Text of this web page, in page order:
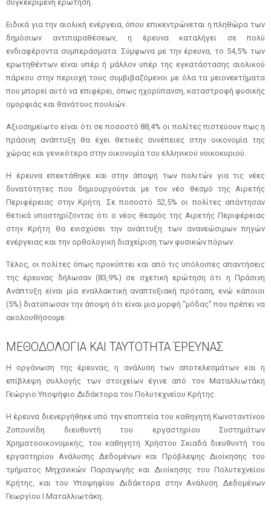
συγκεκριμένη ερώτηση.
Ειδικά για την αιολική ενέργεια, όπου επικεντρώνεται η πληθώρα των
δημόσιων αντιπαραθέσεων, η έρευνα καταλήγει σε πολύ
ενδιαφέροντα συμπεράσματα. Σύμφωνα με την έρευνα, το 54,5% των
ερωτηθέντων είναι υπέρ ή μάλλον υπέρ της εγκατάστασης αιολικού
πάρκου στην περιοχή τους συμβιβαζόμενοι με όλα τα μειονεκτήματα
που μπορεί αυτό να επιφέρει, όπως ηχορύπανση, καταστροφή φυσικής
ομορφιάς και θανάτους πουλιών.
Αξιοσημείωτο είναι ότι σε ποσοστό 88,4% οι πολίτες πιστεύουν πως η
πράσινη ανάπτυξη θα έχει θετικές συνέπειες στην οικονομία της
χώρας και γενικότερα στην οικονομία του ελληνικού νοικοκυριού.
Η έρευνα επεκτάθηκε και στην άποψη των πολιτών για τις νέες
δυνατότητες που δημιουργούνται με τον νέο θεσμό της Αιρετής
Περιφέρειας στην Κρήτη. Σε ποσοστό 52,5% οι πολίτες απάντησαν
θετικά υποστηρίζοντας ότι ο νέος θεσμός της Αιρετής Περιφέρειας
στην Κρήτη θα ενισχύσει την ανάπτυξη των ανανεώσιμων πηγών
ενέργειας και την ορθολογική διαχείριση των φυσικών πόρων.
Τέλος, οι πολίτες όπως προκύπτει και από τις υπόλοιπες απαντήσεις
της έρευνας δήλωσαν (83,9%) σε σχετική ερώτηση ότι η Πράσινη
Ανάπτυξη είναι μία εναλλακτική αναπτυξιακή πρόταση, ενώ κάποιοι
(5%) διατύπωσαν την άποψη ότι είναι μια μορφή "μόδας" που πρέπει να
ακολουθήσουμε.
ΜΕΘΟΔΟΛΟΓΙΑ ΚΑΙ ΤΑΥΤΟΤΗΤΑ ΈΡΕΥΝΑΣ
Η οργάνωση της έρευνας, η ανάλυση των αποτελεσμάτων και η
επίβλεψη συλλογής των στοιχείων έγινε από τον Ματαλλιωτάκη
Γεώργιο Υποψήφιο Διδάκτορα του Πολυτεχνείου Κρήτης.
Η έρευνα διενεργήθηκε υπό την εποπτεία του καθηγητή Κωνσταντίνου
Ζοπουνίδη διευθυντή του εργαστηρίου Συστημάτων
Χρηματοοικονομικής, του καθηγητή Χρήστου Σκιαδά διευθυντή του
εργαστηρίου Ανάλυσης Δεδομένων και Πρόβλεψης Διοίκησης του
τμήματος Μηχανικών Παραγωγής και Διοίκησης του Πολυτεχνείου
Κρήτης, και του Υποψηφίου Διδάκτορα στην Ανάλυση Δεδομένων
Γεωργίου.I.Ματαλλιωτάκη.